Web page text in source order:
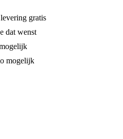
gratis
dat wenst
mogelijk